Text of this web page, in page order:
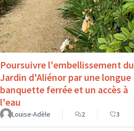
Poursuivre l'embellissement du
Jardin d'Aliénor par une longue
banquette ferrée et un accès à
l'eau
Louise-Adèle 2 3